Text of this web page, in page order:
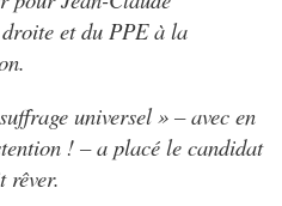
et du PPE à la
universel » – avec en
! – a placé le candidat